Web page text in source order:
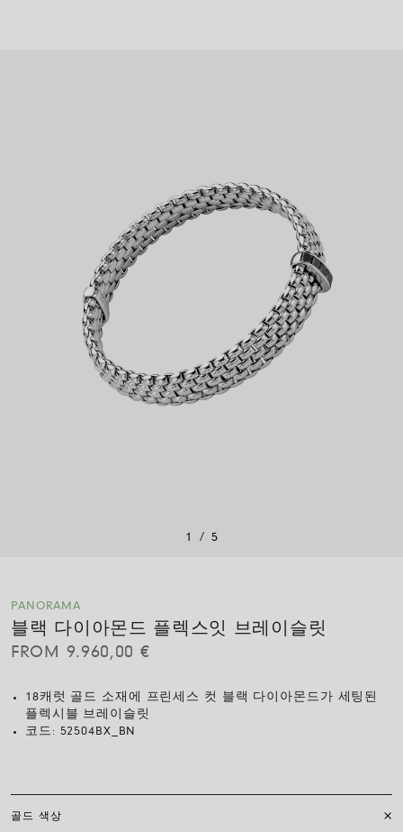
1 / 5
PANORAMA
블랙 다이아몬드 플렉스잇 브레이슬릿
FROM 9.960,00 €
18캐럿 골드 소재에 프린세스 컷 블랙 다이아몬드가 세팅된
플렉시블 브레이슬릿
코드: 52504BX_BN
골드 색상